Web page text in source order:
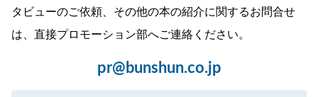
タビューのご依頼、その他の本の紹介に関するお問合せ
は、直接プロモーション部へご連絡ください。
pr@bunshun.co.jp